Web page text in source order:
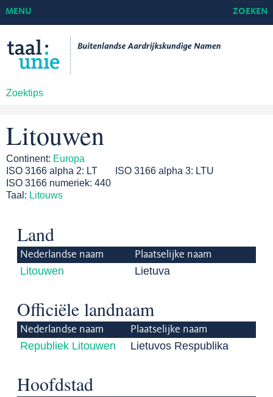
Zoektips
MENU ZOEKEN
Litouwen
Continent: Europa
ISO 3166 alpha 2: LT ISO 3166 alpha 3: LTU
ISO 3166 numeriek: 440
Taal: Litouws
Land
Nederlandse naam Plaatselijke naam
Litouwen Lietuva
Officiële landnaam
Nederlandse naam Plaatselijke naam
Republiek Litouwen Lietuvos Respublika
Hoofdstad